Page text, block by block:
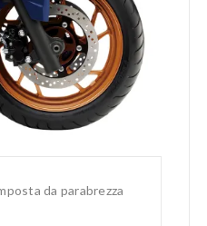
da parabrezza